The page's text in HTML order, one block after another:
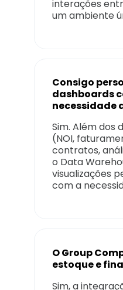
interações
um ambiente
Consigo
dashboards
necessidade
Sim. Além dos
(NOI,
contratos,
o Data
visualizações
com a
O Group
estoque e
Sim, a